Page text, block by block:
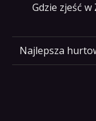
Gdzie zjeść
Najlepsza